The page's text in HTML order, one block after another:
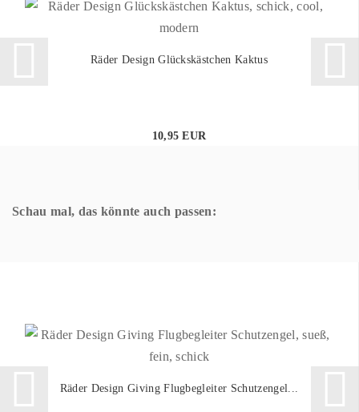
Räder Design Glückskästchen Kaktus
10,95 EUR
Schau mal, das könnte auch passen:
Räder Design Giving Flugbegleiter Schutzengel...